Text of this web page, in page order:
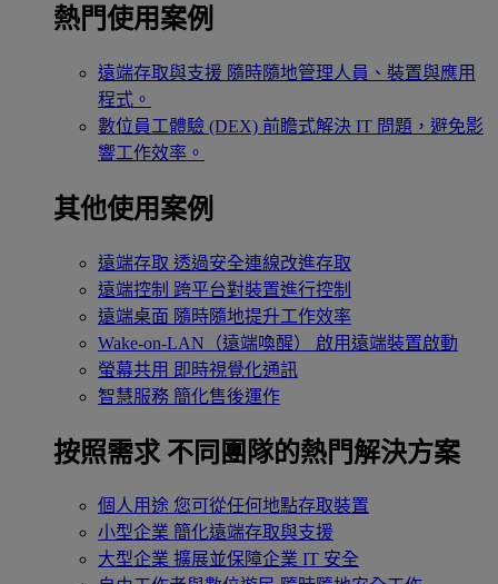
熱門使用案例
遠端存取與支援 隨時隨地管理人員、裝置與應用
程式。
數位員工體驗 (DEX) 前瞻式解決 IT 問題，避免影
響工作效率。
其他使用案例
遠端存取 透過安全連線改進存取
遠端控制 跨平台對裝置進行控制
遠端桌面 隨時隨地提升工作效率
Wake-on-LAN（遠端喚醒）
啟用遠端裝置啟動
螢幕共用 即時視覺化通訊
智慧服務 簡化售後運作
按照需求 不同團隊的熱門解決方案
個人用途 您可從任何地點存取裝置
小型企業 簡化遠端存取與支援
大型企業 擴展並保障企業 IT 安全